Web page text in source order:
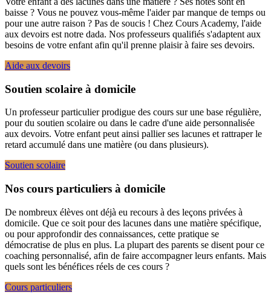
baisse ? Vous ne pouvez vous-même l'aider par manque de temps ou
pour une autre raison ? Pas de soucis ! Chez Cours Academy, l'aide
aux devoirs est notre dada. Nos professeurs qualifiés s'adaptent aux
besoins de votre enfant afin qu'il prenne plaisir à faire ses devoirs.
Aide aux devoirs
Soutien scolaire à domicile
Un professeur particulier prodigue des cours sur une base régulière,
pour du soutien scolaire ou dans le cadre d'une aide personnalisée
aux devoirs. Votre enfant peut ainsi pallier ses lacunes et rattraper le
retard accumulé dans une matière (ou dans plusieurs).
Soutien scolaire
Nos cours particuliers à domicile
De nombreux élèves ont déjà eu recours à des leçons privées à
domicile. Que ce soit pour des lacunes dans une matière spécifique,
ou pour approfondir des connaissances, cette pratique se
démocratise de plus en plus. La plupart des parents se disent pour ce
coaching personnalisé, afin de faire accompagner leurs enfants. Mais
quels sont les bénéfices réels de ces cours ?
Cours particuliers